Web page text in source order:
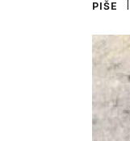
PIŠE